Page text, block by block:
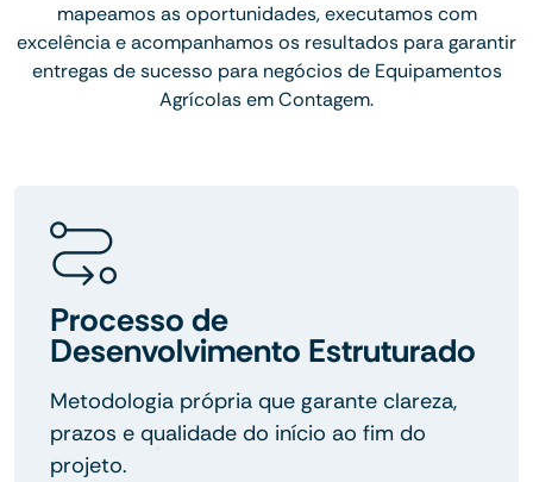
mapeamos as oportunidades, executamos com
excelência e acompanhamos os resultados para garantir
entregas de sucesso para negócios de Equipamentos
Agrícolas em Contagem.
Processo de
Desenvolvimento Estruturado
Metodologia própria que garante clareza,
prazos e qualidade do início ao fim do
projeto.